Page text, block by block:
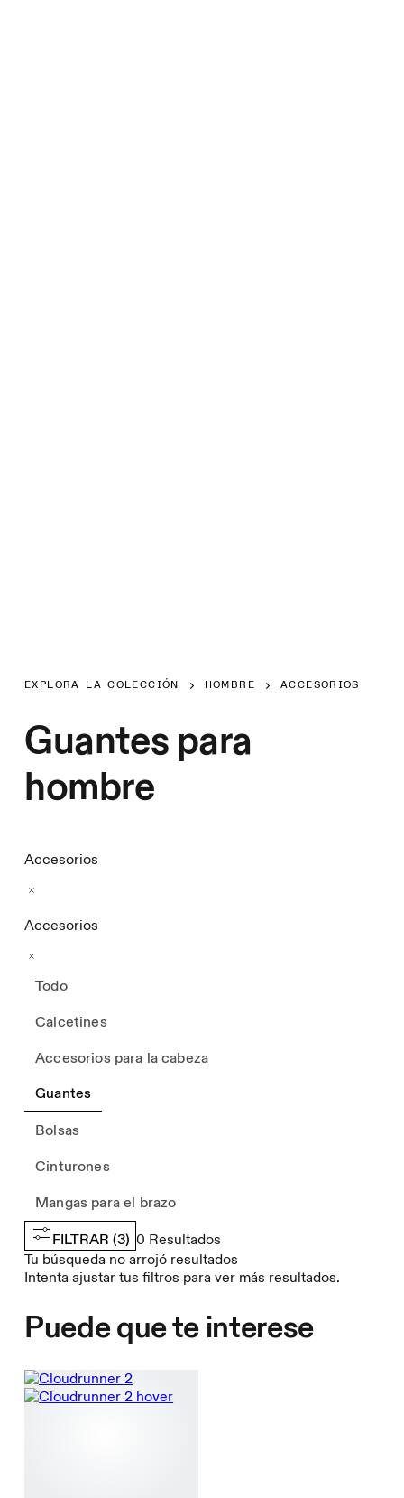
EXPLORA LA COLECCIÓN HOMBRE ACCESORIOS
Guantes para
hombre
Accesorios
Accesorios
Todo
Calcetines
Accesorios para la cabeza
Guantes
Bolsas
Cinturones
Mangas para el brazo
FILTRAR (3) 0 Resultados
Tu búsqueda no arrojó resultados
Intenta ajustar tus filtros para ver más resultados.
Puede que te interese